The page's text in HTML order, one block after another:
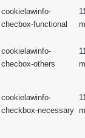
cookielawinfo-
checbox-functional
cookielawinfo-
checbox-others
cookielawinfo-
checkbox-necessary